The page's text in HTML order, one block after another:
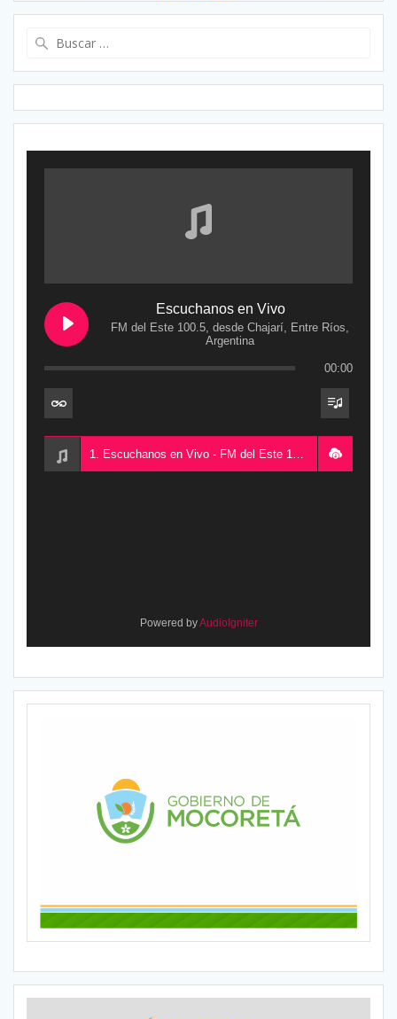
Escuchanos en Vivo
FM del Este 100.5, desde Chajarí, Entre Ríos,
Argentina
00:00
Powered byAudioIgniter